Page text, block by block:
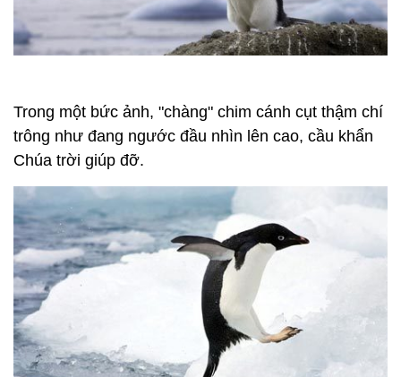
Trong một bức ảnh, "chàng" chim cánh cụt thậm chí
trông như đang ngước đầu nhìn lên cao, cầu khẩn
Chúa trời giúp đỡ.